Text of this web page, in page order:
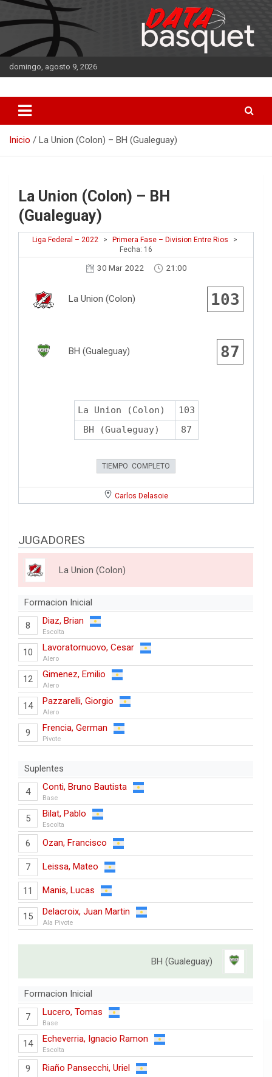
Saltar
al
contenido
domingo, agosto 9, 2026
DATA Basquet
Inicio La Union (Colon) – BH (Gualeguay)
La Union (Colon) – BH
(Gualeguay)
Liga Federal – 2022 > Primera Fase – Division Entre Rios
>
Fecha: 16
30 Mar 2022 21:00
La Union (Colon) 103
BH (Gualeguay) 87
La Union (Colon)
103
BH (Gualeguay)
87
TIEMPO COMPLETO
Carlos Delasoie
JUGADORES
La Union (Colon)
Formacion Inicial
8 Diaz, Brian
Escolta
10 Lavoratornuovo, Cesar
Alero
12 Gimenez, Emilio
Alero
14 Pazzarelli, Giorgio
Alero
9 Frencia, German
Pivote
Suplentes
4 Conti, Bruno Bautista
Base
5 Bilat, Pablo
Escolta
6 Ozan, Francisco
7 Leissa, Mateo
11 Manis, Lucas
15 Delacroix, Juan Martin
Ala Pivote
BH (Gualeguay)
Formacion Inicial
7 Lucero, Tomas
Base
14 Echeverria, Ignacio Ramon
Escolta
9 Riaño Pansecchi, Uriel